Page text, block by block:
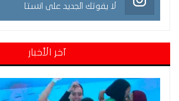
لا يفوتك الجديد على انستا
آخر الأخبار